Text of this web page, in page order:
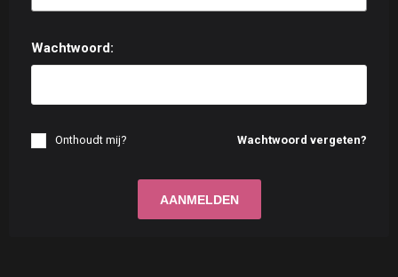
Wachtwoord:
Wachtwoord vergeten?
Onthoudt mij?